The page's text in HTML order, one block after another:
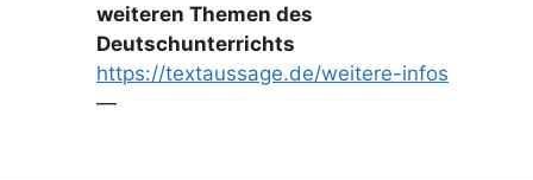
weiteren Themen des
Deutschunterrichts
https://textaussage.de/weitere-infos
—